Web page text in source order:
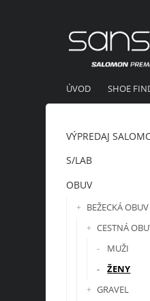
ÚVOD SHOE
VÝPREDAJ
S/LAB
OBUV
BEŽECKÁ OBUV
CESTNÁ
MUŽI
ŽENY
GRAVEL